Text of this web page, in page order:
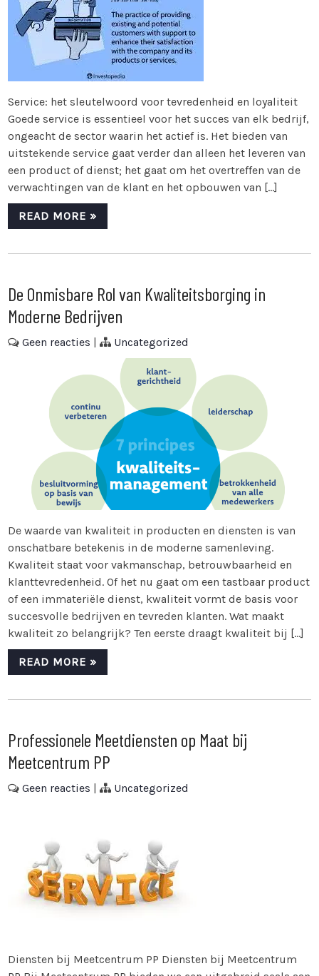
Service: het sleutelwoord voor tevredenheid en loyaliteit
Goede service is essentieel voor het succes van elk bedrijf,
ongeacht de sector waarin het actief is. Het bieden van
uitstekende service gaat verder dan alleen het leveren van
een product of dienst; het gaat om het overtreffen van de
verwachtingen van de klant en het opbouwen van […]
READ MORE »
De Onmisbare Rol van Kwaliteitsborging in
Moderne Bedrijven
Geen reacties | Uncategorized
De waarde van kwaliteit in producten en diensten is van
onschatbare betekenis in de moderne samenleving.
Kwaliteit staat voor vakmanschap, betrouwbaarheid en
klanttevredenheid. Of het nu gaat om een tastbaar product
of een immateriële dienst, kwaliteit vormt de basis voor
succesvolle bedrijven en tevreden klanten. Wat maakt
kwaliteit zo belangrijk? Ten eerste draagt kwaliteit bij […]
READ MORE »
Professionele Meetdiensten op Maat bij
Meetcentrum PP
Geen reacties | Uncategorized
Diensten bij Meetcentrum PP Diensten bij Meetcentrum